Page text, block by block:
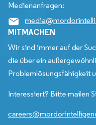
Medienanfragen:
MITMACHEN
Wir sind immer auf der
die über ein
Problemlösungsfähigkeit
Interessiert? Bitte mailen